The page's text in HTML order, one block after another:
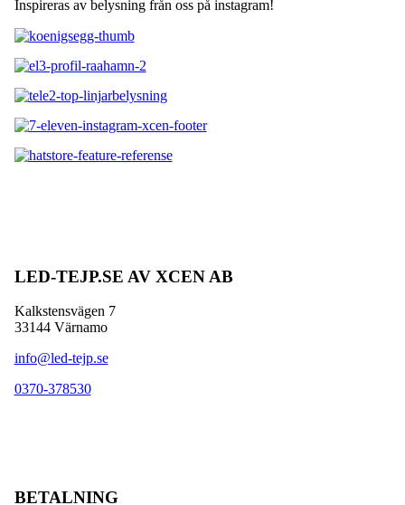
Inspireras av belysning från oss på instagram!
LED-TEJP.SE AV XCEN AB
Kalkstensvägen 7
33144 Värnamo
info@led-tejp.se
0370-378530
BETALNING